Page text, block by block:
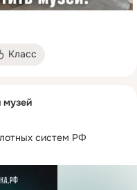
Класс
музей
систем РФ